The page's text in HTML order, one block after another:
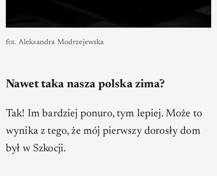
fot. Aleksandra Modrzejewska
Nawet taka nasza polska zima?
Tak! Im bardziej ponuro, tym lepiej. Może to
wynika z tego, że mój pierwszy dorosły dom
był w Szkocji.